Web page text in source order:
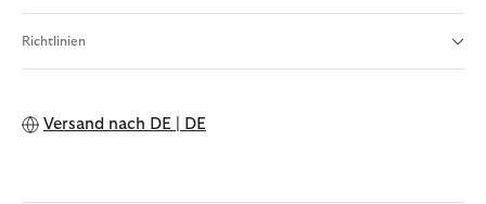
Richtlinien
Versand nach DE | DE